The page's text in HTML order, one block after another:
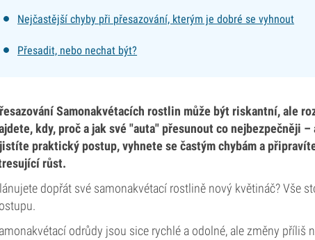
Nejčastější chyby při přesazování, kterým je dobré se vyhnout
Přesadit, nebo nechat být?
Samonakvétacích rostlin může být riskantní, ale
kdy, proč a jak své "auta" přesunout co nejbezpečněji
praktický postup, vyhnete se častým chybám a
růst.
dopřát své samonakvétací rostlině nový květináč? Vše
odrůdy jsou sice rychlé a odolné, ale změny